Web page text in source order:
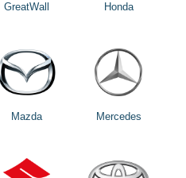
GreatWall Honda
Mazda Mercedes